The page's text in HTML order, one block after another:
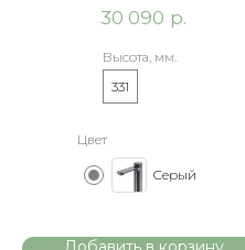
30 090 р.
Высота, мм.
331
Цвет
Серый